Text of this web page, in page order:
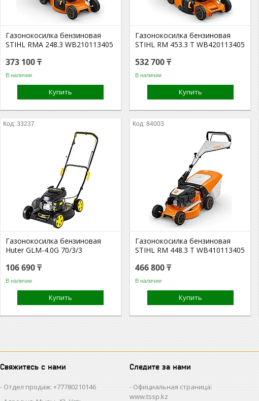
Газонокосилка бензиновая
STIHL RMA 248.3 WB210113405
373 100 ₸
В наличии
Купить
Газонокосилка бензиновая
STIHL RM 453.3 T WB420113405
532 700 ₸
В наличии
Купить
33237
Газонокосилка бензиновая
Huter GLM-4.0G 70/3/3
106 690 ₸
В наличии
Купить
84003
Газонокосилка бензиновая
STIHL RM 448.3 T WB410113405
466 800 ₸
В наличии
Купить
Свяжитесь с нами
Отдел продаж: +77780210146
Следите за нами
Официальная страница:
www.tssp.kz